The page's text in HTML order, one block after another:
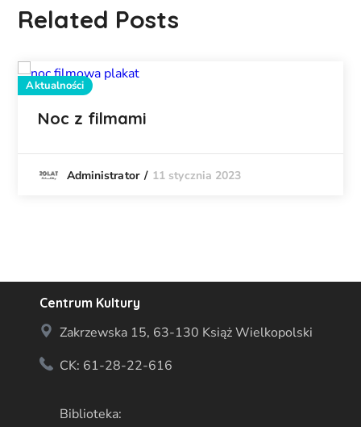
Related Posts
Aktualności
Noc z filmami
Administrator 11 stycznia 2023
Centrum Kultury
Zakrzewska 15, 63-130 Książ Wielkopolski
CK: 61-28-22-616
Biblioteka: